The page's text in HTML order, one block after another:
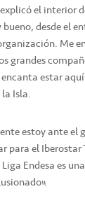
el interior
desde el
Me
grandes
estar
Isla.
estoy ante el
para el Iberostar
Endesa es